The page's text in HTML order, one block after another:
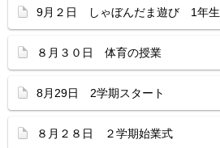
9月２日 しゃぼんだま遊び 1年生
８月３０日 体育の授業
8月29日 2学期スタート
８月２８日 ２学期始業式